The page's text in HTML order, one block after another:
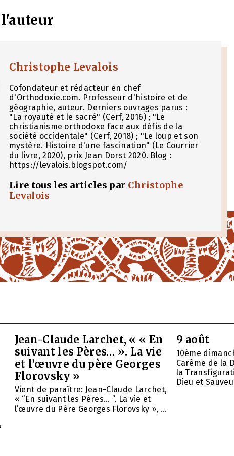
Christophe Levalois
Cofondateur et rédacteur en chef
d'Orthodoxie.com. Professeur d'histoire et de
géographie, auteur. Derniers ouvrages parus :
"La royauté et le sacré" (Cerf, 2016) ; "Le
christianisme orthodoxe face aux défis de la
société occidentale" (Cerf, 2018) ; "Le loup et son
mystère. Histoire d'une fascination" (Le Courrier
du livre, 2020), prix Jean Dorst 2020. Blog :
https://levalois.blogspot.com/
Lire tous les articles par Christophe
Levalois
Jean-Claude Larchet, « « En
suivant les Pères… ». La vie
et l’œuvre du père Georges
Florovsky »
Vient de paraître: Jean-Claude Larchet,
« “En suivant les Pères… ”. La vie et
l’œuvre du Père Georges Florovsky », ...
9 août
10ème
Carême de la
la
Dieu et